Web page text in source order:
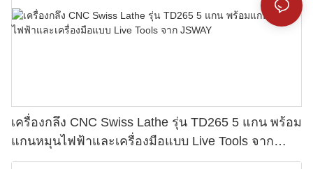
เครื่องกลึง CNC Swiss Lathe รุ่น TD265 5 แกน พร้อม
แกนหมุนไฟฟ้าและเครื่องมือแบบ Live Tools จาก
JSWAY